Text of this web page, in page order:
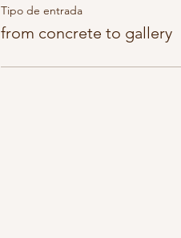
Tipo de entrada
from concrete to gallery